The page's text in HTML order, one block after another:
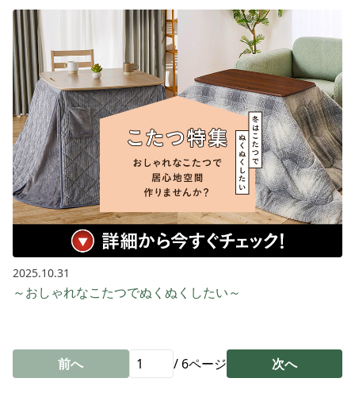
2025.10.31
～おしゃれなこたつでぬくぬくしたい～
前へ / 6ページ 次へ